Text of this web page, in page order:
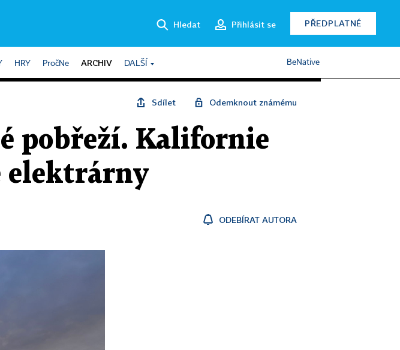
Hledat Přihlásit se PŘEDPLATNÉ
HRY PročNe ARCHIV DALŠÍ BeNative
Sdílet Odemknout známému
pobřeží. Kalifornie
elektrárny
ODEBÍRAT AUTORA